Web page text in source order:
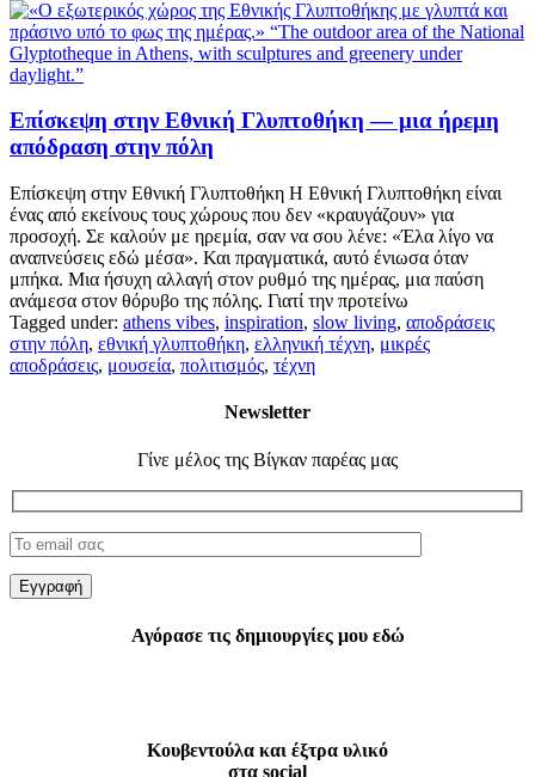
Επίσκεψη στην Εθνική Γλυπτοθήκη — μια ήρεμη
απόδραση στην πόλη
Επίσκεψη στην Εθνική Γλυπτοθήκη Η Εθνική Γλυπτοθήκη είναι
ένας από εκείνους τους χώρους που δεν «κραυγάζουν» για
προσοχή. Σε καλούν με ηρεμία, σαν να σου λένε: «Έλα λίγο να
αναπνεύσεις εδώ μέσα». Και πραγματικά, αυτό ένιωσα όταν
μπήκα. Μια ήσυχη αλλαγή στον ρυθμό της ημέρας, μια παύση
ανάμεσα στον θόρυβο της πόλης. Γιατί την προτείνω
Tagged under: athens vibes, inspiration, slow living, αποδράσεις
στην πόλη, εθνική γλυπτοθήκη, ελληνική τέχνη, μικρές
αποδράσεις, μουσεία, πολιτισμός, τέχνη
Newsletter
Γίνε μέλος της Βίγκαν παρέας μας
Αγόρασε τις δημιουργίες μου εδώ
Κουβεντούλα και έξτρα υλικό
στα social